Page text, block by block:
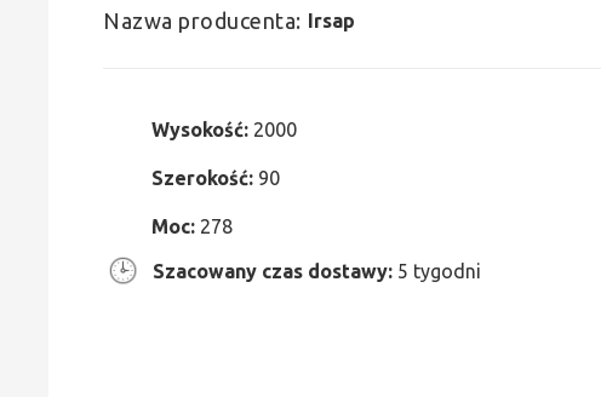
Nazwa producenta: Irsap
Wysokość: 2000
Szerokość: 90
Moc: 278
Szacowany czas dostawy: 5 tygodni